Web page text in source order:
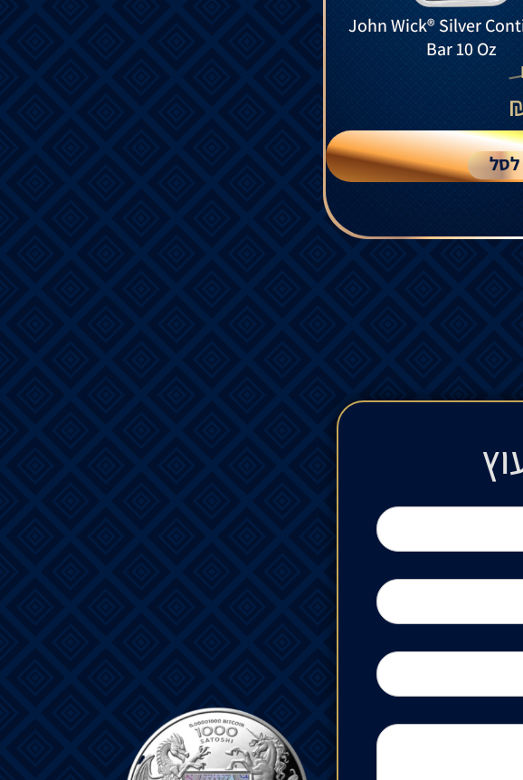
John Wick® Silver
Bar 10 Oz
לסל